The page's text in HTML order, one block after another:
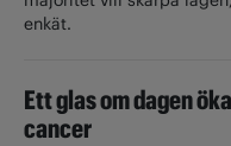
enkät.
Ett glas om dagen
cancer